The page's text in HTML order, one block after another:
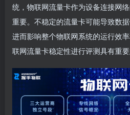
统，物联网流量卡作为设备连接网
重要。不稳定的流量卡可能导致数
进而影响整个物联网系统的运行效
联网流量卡稳定性进行评测具有重要